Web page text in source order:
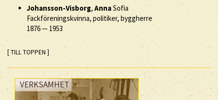
Johansson-Visborg,AnnaSofia
Fackföreningskvinna, politiker, byggherre
1876— 1953
[ TILL TOPPEN ]
VERKSAMHET